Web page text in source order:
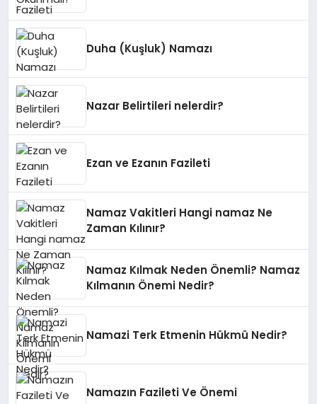
Duha (Kuşluk) Namazı
Nazar Belirtileri nelerdir?
Ezan ve Ezanın Fazileti
Namaz Vakitleri Hangi namaz Ne
Zaman Kılınır?
Namaz Kılmak Neden Önemli? Namaz
Kılmanın Önemi Nedir?
Namazi Terk Etmenin Hükmü Nedir?
Namazın Fazileti Ve Önemi